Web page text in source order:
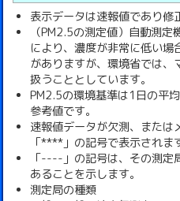
表示データは速報値であり修
（PM2.5の測定値）自動測
により、濃度が非常に低い
がありますが、環境省では、
扱うこととしています。
PM2.5の環境基準は1日の平
参考値です。
速報値データが欠測、または
「****」の記号で表示されま
「----」の記号は、その測定
あることを示します。
測定局の種類